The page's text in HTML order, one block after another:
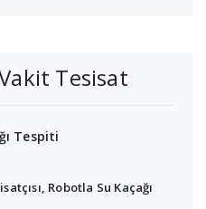
Tesisat
Tespiti
Robotla Su Kaçağı